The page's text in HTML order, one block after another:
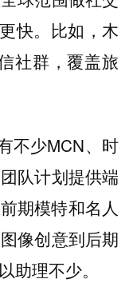
快。比如，木
社群，覆盖旅
不少MCN、时
队计划提供端
期模特和名人
像创意到后期
助理不少。